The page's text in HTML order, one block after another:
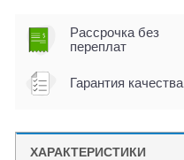
Рассрочка без
переплат
Гарантия качества
ХАРАКТЕРИСТИКИ